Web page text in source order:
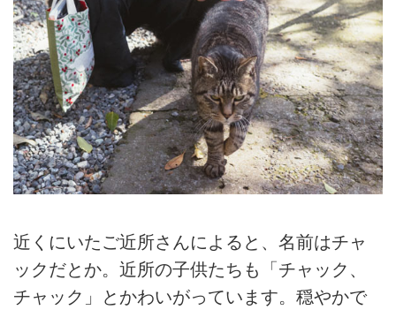
近くにいたご近所さんによると、名前はチャ
ックだとか。近所の子供たちも「チャック、
チャック」とかわいがっています。穏やかで